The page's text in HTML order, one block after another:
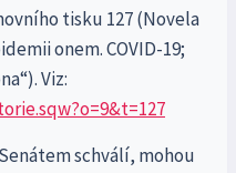
tisku 127 (Novela
onem. COVID-19;
Viz:
schválí, mohou